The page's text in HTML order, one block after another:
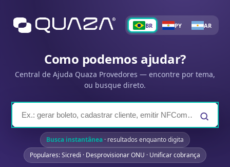
BR PY AR
Como podemos ajudar?
Central de Ajuda Quaza Provedores — encontre por tema,
ou busque direto.
Busca instantânea · resultados enquanto digita
Populares: Sicredi · Desprovisionar ONU · Unificar cobrança